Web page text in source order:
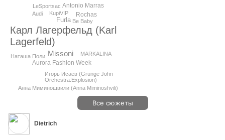
Карл Лагерфельд (Karl
Lagerfeld)
Missoni
Furla
Aurora Fashion Week
Antonio Marras
Rochas
Наташа Поли
KupiVIP
Audi
Игорь Исаев (Grunge John
Orchestra.Explosion)
Анна Миминошвили (Anna Miminoshvili)
MARKALINA
LeSportsac
Be Baby
Все сюжеты
Dietrich